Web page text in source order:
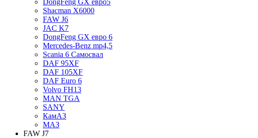
DongFeng GX евро5
Shacman X6000
FAW J6
JAC K7
DongFeng GX евро 6
Mercedes-Benz mp4,5
Scania 6 Самосвал
DAF 95XF
DAF 105XF
DAF Euro 6
Volvo FH13
MAN TGA
SANY
КамАЗ
МАЗ
FAW J7